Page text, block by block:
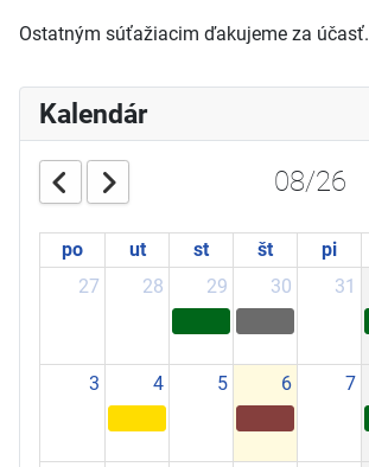
Ostatným súťažiacim ďakujeme za účasť.
Kalendár
08/26
po ut st št pi
27
28 29 30 31
3 4 5 6 7